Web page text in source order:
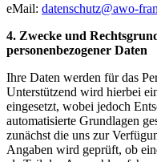
eMail: datenschutz@awo-
4. Zwecke und
personenbezogener Daten
Ihre Daten werden für das
Unterstützend wird hierbei
eingesetzt, wobei jedoch
automatisierte Grundlagen
zunächst die uns zur
Angaben wird geprüft, ob